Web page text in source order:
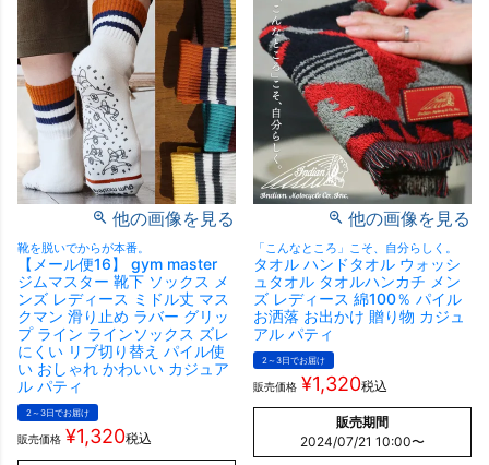
他の画像を見る
靴を脱いでからが本番。
【メール便16】 gym master
ジムマスター 靴下 ソックス メ
ンズ レディース ミドル丈 マス
クマン 滑り止め ラバー グリッ
プ ライン ラインソックス ズレ
にくい リブ切り替え パイル使
い おしゃれ かわいい カジュア
ル パティ
2～3日でお届け
販売価格 ¥1,320税込
他の画像を見る
「こんなところ」こそ、自分らしく。
タオル ハンドタオル ウォッシ
ュタオル タオルハンカチ メン
ズ レディース 綿100％ パイル
お洒落 お出かけ 贈り物 カジュ
アル パティ
2～3日でお届け
販売価格 ¥1,320税込
販売期間
2024/07/21 10:00〜